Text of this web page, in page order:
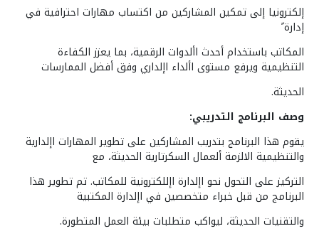
إلكترونيا إلى تمكين المشاركين من اكتساب مهارات احترافية في
إدارة ً
المكاتب باستخدام أحدث األدوات الرقمية، بما يعزز الكفاءة
التنظيمية ويرفع مستوى األداء اإلداري وفق أفضل الممارسات
الحديثة.
وصف البرنامج التدريبي:
يقوم هذا البرنامج بتدريب المشاركين على تطوير المهارات اإلدارية
والتنظيمية الالزمة ألعمال السكرتارية الحديثة، مع
التركيز على التحول نحو اإلدارة اإللكترونية للمكاتب. تم تطوير هذا
البرنامج من قبل خبراء متخصصين في اإلدارة المكتبية
والتقنيات الحديثة، ليواكب متطلبات بيئة العمل المتطورة.